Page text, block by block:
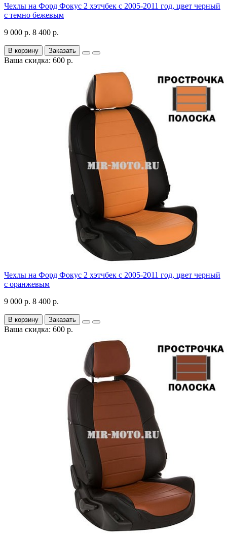
Чехлы на Форд Фокус 2 хэтчбек с 2005-2011 год, цвет черный
с темно бежевым
9 000 р. 8 400 р.
В корзину Заказать
Ваша скидка: 600 р.
Чехлы на Форд Фокус 2 хэтчбек с 2005-2011 год, цвет черный
с оранжевым
9 000 р. 8 400 р.
В корзину Заказать
Ваша скидка: 600 р.